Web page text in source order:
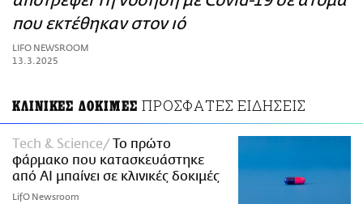
ΑΜΠΑ
PRINT
που εκτέθηκαν στον ιό
LIFO NEWSROOM
13.3.2025
ΚΛΙΝΙΚΕΣ ΔΟΚΙΜΕΣ ΠΡΟΣΦΑΤΕΣ ΕΙΔΗΣΕΙΣ
Τech & Science
Το πρώτο
φάρμακο που κατασκευάστηκε
από AI μπαίνει σε κλινικές δοκιμές
LifO Newsroom